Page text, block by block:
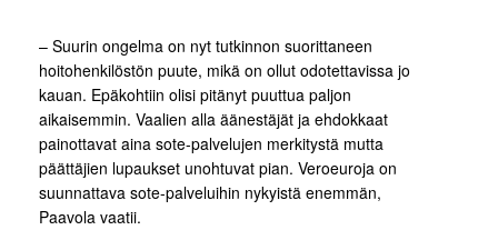
– Suurin ongelma on nyt tutkinnon suorittaneen
hoitohenkilöstön puute, mikä on ollut odotettavissa jo
kauan. Epäkohtiin olisi pitänyt puuttua paljon
aikaisemmin. Vaalien alla äänestäjät ja ehdokkaat
painottavat aina sote-palvelujen merkitystä mutta
päättäjien lupaukset unohtuvat pian. Veroeuroja on
suunnattava sote-palveluihin nykyistä enemmän,
Paavola vaatii.